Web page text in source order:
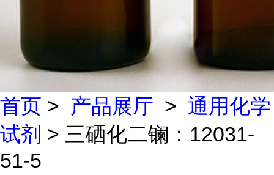
首页 > 产品展厅 > 通用化学
试剂 > 三硒化二镧：12031-
51-5